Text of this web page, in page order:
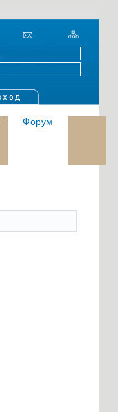
Форум